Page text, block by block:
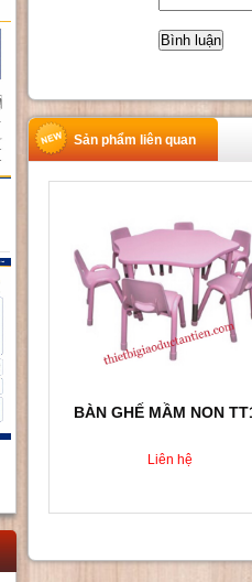
Sản phẩm liên quan
BÀN GHẾ MẦM NON
Liên hệ